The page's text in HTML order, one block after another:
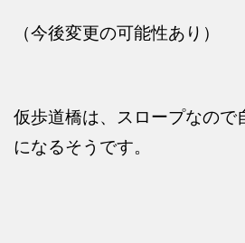
（今後変更の可能性あり）
仮歩道橋は、スロープなので
になるそうです。